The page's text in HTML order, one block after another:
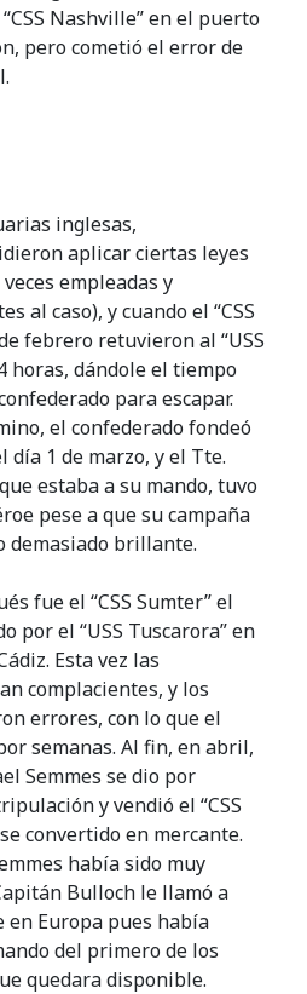
Nashville” en el puerto
pero cometió el error de
inglesas,
aplicar ciertas leyes
empleadas y
al caso), y cuando el “CSS
febrero retuvieron al “USS
horas, dándole el tiempo
para escapar.
el confederado fondeó
1 de marzo, y el Tte.
estaba a su mando, tuvo
pese a que su campaña
demasiado brillante.
fue el “CSS Sumter” el
por el “USS Tuscarora” en
Esta vez las
complacientes, y los
errores, con lo que el
semanas. Al fin, en abril,
Semmes se dio por
y vendió el “CSS
convertido en mercante.
había sido muy
Bulloch le llamó a
Europa pues había
del primero de los
quedara disponible.